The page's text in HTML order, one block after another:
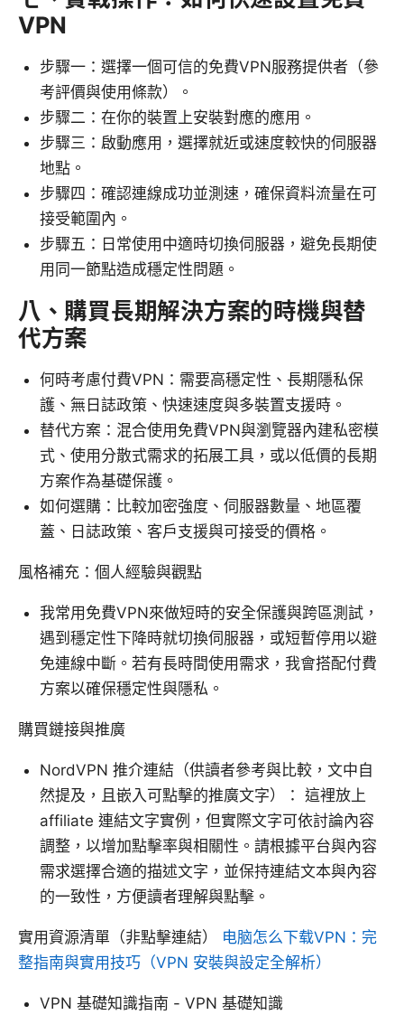
VPN
步驟一：選擇一個可信的免費VPN服務提供者（參
考評價與使用條款）。
步驟二：在你的裝置上安裝對應的應用。
步驟三：啟動應用，選擇就近或速度較快的伺服器
地點。
步驟四：確認連線成功並測速，確保資料流量在可
接受範圍內。
步驟五：日常使用中適時切換伺服器，避免長期使
用同一節點造成穩定性問題。
八、購買長期解決方案的時機與替
代方案
何時考慮付費VPN：需要高穩定性、長期隱私保
護、無日誌政策、快速速度與多裝置支援時。
替代方案：混合使用免費VPN與瀏覽器內建私密模
式、使用分散式需求的拓展工具，或以低價的長期
方案作為基礎保護。
如何選購：比較加密強度、伺服器數量、地區覆
蓋、日誌政策、客戶支援與可接受的價格。
風格補充：個人經驗與觀點
我常用免費VPN來做短時的安全保護與跨區測試，
遇到穩定性下降時就切換伺服器，或短暫停用以避
免連線中斷。若有長時間使用需求，我會搭配付費
方案以確保穩定性與隱私。
購買鏈接與推廣
NordVPN 推介連結（供讀者參考與比較，文中自
然提及，且嵌入可點擊的推廣文字）： 這裡放上
affiliate 連結文字實例，但實際文字可依討論內容
調整，以增加點擊率與相關性。請根據平台與內容
需求選擇合適的描述文字，並保持連結文本與內容
的一致性，方便讀者理解與點擊。
實用資源清單（非點擊連結） 电脑怎么下载VPN：完
整指南與實用技巧（VPN 安裝與設定全解析）
VPN 基礎知識指南 - VPN 基礎知識